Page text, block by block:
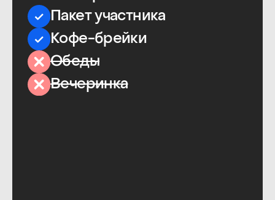
Видеозаписи докладов
и мастер-классов
Доступ к онлайн-
пространству
для общения
с участниками
и спикерами